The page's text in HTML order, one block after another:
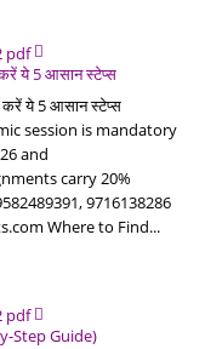
ये 5 आसान स्टेप्स
करें ये 5 आसान स्टेप्स
session is mandatory
and
carry 20%
9716138286
Where to Find...
Step Guide)